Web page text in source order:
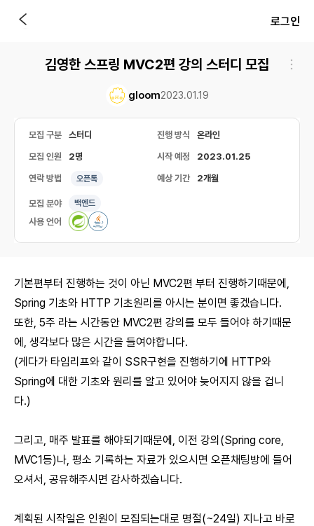
로그인
김영한 스프링 MVC2편 강의 스터디 모집
gloom2023.01.19
모집 구분 스터디 진행 방식 온라인
모집 인원 2명 시작 예정 2023.01.25
연락 방법 오픈톡 예상 기간 2개월
모집 분야 백엔드
사용 언어
기본편부터 진행하는 것이 아닌 MVC2편 부터 진행하기때문에,
Spring 기초와 HTTP 기초원리를 아시는 분이면 좋겠습니다.
또한, 5주 라는 시간동안 MVC2편 강의를 모두 들어야 하기때문
에, 생각보다 많은 시간을 들여야합니다.
(게다가 타임리프와 같이 SSR구현을 진행하기에 HTTP와
Spring에 대한 기초와 원리를 알고 있어야 늦어지지 않을 겁니
다.)
그리고, 매주 발표를 해야되기때문에, 이전 강의(Spring core,
MVC1등)나, 평소 기록하는 자료가 있으시면 오픈채팅방에 들어
오셔서, 공유해주시면 감사하겠습니다.
계획된 시작일은 인원이 모집되는대로 명절(~24일) 지나고 바로